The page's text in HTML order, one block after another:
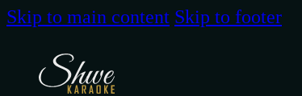
Skip to main content Skip to footer